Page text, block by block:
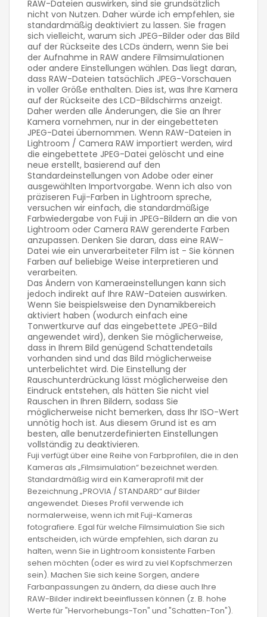
RAW-Dateien auswirken, sind sie grundsätzlich
nicht von Nutzen. Daher würde ich empfehlen, sie
standardmäßig deaktiviert zu lassen. Sie fragen
sich vielleicht, warum sich JPEG-Bilder oder das Bild
auf der Rückseite des LCDs ändern, wenn Sie bei
der Aufnahme in RAW andere Filmsimulationen
oder andere Einstellungen wählen. Das liegt daran,
dass RAW-Dateien tatsächlich JPEG-Vorschauen
in voller Größe enthalten. Dies ist, was Ihre Kamera
auf der Rückseite des LCD-Bildschirms anzeigt.
Daher werden alle Änderungen, die Sie an Ihrer
Kamera vornehmen, nur in der eingebetteten
JPEG-Datei übernommen. Wenn RAW-Dateien in
Lightroom / Camera RAW importiert werden, wird
die eingebettete JPEG-Datei gelöscht und eine
neue erstellt, basierend auf den
Standardeinstellungen von Adobe oder einer
ausgewählten Importvorgabe. Wenn ich also von
präziseren Fuji-Farben in Lightroom spreche,
versuchen wir einfach, die standardmäßige
Farbwiedergabe von Fuji in JPEG-Bildern an die von
Lightroom oder Camera RAW gerenderte Farben
anzupassen. Denken Sie daran, dass eine RAW-
Datei wie ein unverarbeiteter Film ist - Sie können
Farben auf beliebige Weise interpretieren und
verarbeiten.
Das Ändern von Kameraeinstellungen kann sich
jedoch indirekt auf Ihre RAW-Dateien auswirken.
Wenn Sie beispielsweise den Dynamikbereich
aktiviert haben (wodurch einfach eine
Tonwertkurve auf das eingebettete JPEG-Bild
angewendet wird), denken Sie möglicherweise,
dass in Ihrem Bild genügend Schattendetails
vorhanden sind und das Bild möglicherweise
unterbelichtet wird. Die Einstellung der
Rauschunterdrückung lässt möglicherweise den
Eindruck entstehen, als hätten Sie nicht viel
Rauschen in Ihren Bildern, sodass Sie
möglicherweise nicht bemerken, dass Ihr ISO-Wert
unnötig hoch ist. Aus diesem Grund ist es am
besten, alle benutzerdefinierten Einstellungen
vollständig zu deaktivieren.
Fuji verfügt über eine Reihe von Farbprofilen, die in den
Kameras als „Filmsimulation“ bezeichnet werden.
Standardmäßig wird ein Kameraprofil mit der
Bezeichnung „PROVIA / STANDARD“ auf Bilder
angewendet. Dieses Profil verwende ich
normalerweise, wenn ich mit Fuji-Kameras
fotografiere. Egal für welche Filmsimulation Sie sich
entscheiden, ich würde empfehlen, sich daran zu
halten, wenn Sie in Lightroom konsistente Farben
sehen möchten (oder es wird zu viel Kopfschmerzen
sein). Machen Sie sich keine Sorgen, andere
Farbanpassungen zu ändern, da diese auch Ihre
RAW-Bilder indirekt beeinflussen können (z. B. hohe
Werte für "Hervorhebungs-Ton" und "Schatten-Ton").